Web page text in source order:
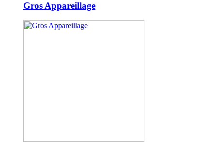
Gros Appareillage